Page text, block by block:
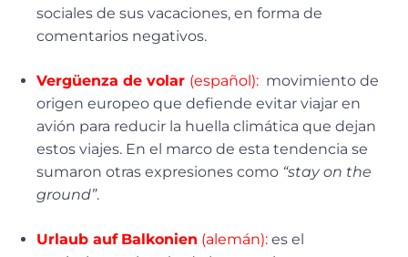
sociales de sus vacaciones, en forma de
comentarios negativos.
Vergüenza de volar (español): movimiento de
origen europeo que defiende evitar viajar en
avión para reducir la huella climática que dejan
estos viajes. En el marco de esta tendencia se
sumaron otras expresiones como “stay on the
ground”.
Urlaub auf Balkonien (alemán): es el